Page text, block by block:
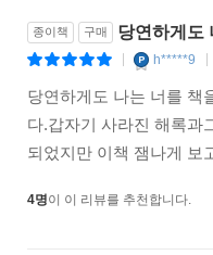
종이책 구매 당연하게도
h*****9
당연하게도 나는 너를 책
다.갑자기 사라진 해록과
되었지만 이책 잼나게 보
4명이 이 리뷰를 추천합니다.